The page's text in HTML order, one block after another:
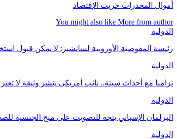
أموال المخدرات خربت الإقتصاد
You might also like More from author
الدولية
رئيسة المفوضية الأوروبية لسانشيز: لا يمكن قبول
الدولية
تزامنا مع أحداث سبتة.. نائب أمريكي ينشر وثيقة لا
الدولية
البرلمان الإسباني يتجه للتصويت على منح الجنسية
الدولية